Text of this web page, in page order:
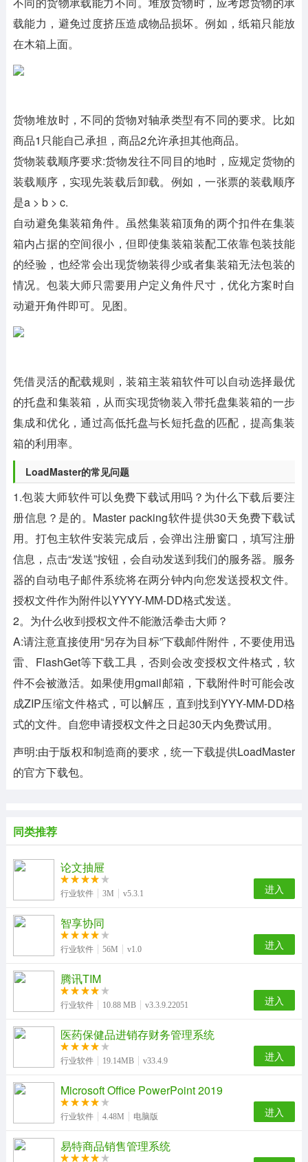
载能力，避免过度挤压造成物品损坏。例如，纸箱只能放
在木箱上面。
货物堆放时，不同的货物对轴承类型有不同的要求。比如
商品1只能自己承担，商品2允许承担其他商品。
货物装载顺序要求:货物发往不同目的地时，应规定货物的
装载顺序，实现先装载后卸载。例如，一张票的装载顺序
是a > b > c.
自动避免集装箱角件。虽然集装箱顶角的两个扣件在集装
箱内占据的空间很小，但即使集装箱装配工依靠包装技能
的经验，也经常会出现货物装得少或者集装箱无法包装的
情况。包装大师只需要用户定义角件尺寸，优化方案时自
动避开角件即可。见图。
凭借灵活的配载规则，装箱主装箱软件可以自动选择最优
的托盘和集装箱，从而实现货物装入带托盘集装箱的一步
集成和优化，通过高低托盘与长短托盘的匹配，提高集装
箱的利用率。
LoadMaster的常见问题
1.包装大师软件可以免费下载试用吗？为什么下载后要注
册信息？是的。Master packing软件提供30天免费下载试
用。打包主软件安装完成后，会弹出注册窗口，填写注册
信息，点击“发送”按钮，会自动发送到我们的服务器。服务
器的自动电子邮件系统将在两分钟内向您发送授权文件。
授权文件作为附件以YYYY-MM-DD格式发送。
2。为什么收到授权文件不能激活拳击大师？
A:请注意直接使用“另存为目标”下载邮件附件，不要使用迅
雷、FlashGet等下载工具，否则会改变授权文件格式，软
件不会被激活。如果使用gmail邮箱，下载附件时可能会改
成ZIP压缩文件格式，可以解压，直到找到YYY-MM-DD格
式的文件。自您申请授权文件之日起30天内免费试用。
声明:由于版权和制造商的要求，统一下载提供LoadMaster
的官方下载包。
同类推荐
论文抽屉
行业软件 3M v5.3.1 进入
智享协同
行业软件 56M v1.0 进入
腾讯TIM
行业软件 10.88 MB v3.3.9.22051 进入
医药保健品进销存财务管理系统
行业软件 19.14MB v33.4.9 进入
Microsoft Office PowerPoint 2019
行业软件 4.48M 电脑版 进入
易特商品销售管理系统